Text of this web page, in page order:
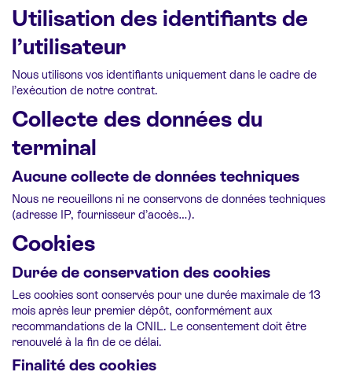
Utilisation des identifiants de
l’utilisateur
Nous utilisons vos identifiants uniquement dans le cadre de
l’exécution de notre contrat.
Collecte des données du
terminal
Aucune collecte de données techniques
Nous ne recueillons ni ne conservons de données techniques
(adresse IP, fournisseur d’accès…).
Cookies
Durée de conservation des cookies
Les cookies sont conservés pour une durée maximale de 13
mois après leur premier dépôt, conformément aux
recommandations de la CNIL. Le consentement doit être
renouvelé à la fin de ce délai.
Finalité des cookies